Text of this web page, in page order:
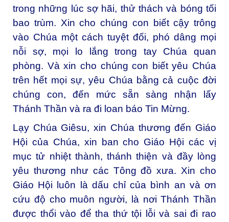
trong những lúc sợ hãi, thử thách và bóng tối
bao trùm. Xin cho chúng con biết cậy trông
vào Chúa một cách tuyệt đối, phó dâng mọi
nỗi sợ, mọi lo lắng trong tay Chúa quan
phòng. Và xin cho chúng con biết yêu Chúa
trên hết mọi sự, yêu Chúa bằng cả cuộc đời
chúng con, đến mức sẵn sàng nhận lấy
Thánh Thần và ra đi loan báo Tin Mừng.
Lạy Chúa Giêsu, xin Chúa thương đến Giáo
Hội của Chúa, xin ban cho Giáo Hội các vị
mục tử nhiệt thành, thánh thiện và đầy lòng
yêu thương như các Tông đồ xưa. Xin cho
Giáo Hội luôn là dấu chỉ của bình an và ơn
cứu độ cho muôn người, là nơi Thánh Thần
được thổi vào để tha thứ tội lỗi và sai đi rao